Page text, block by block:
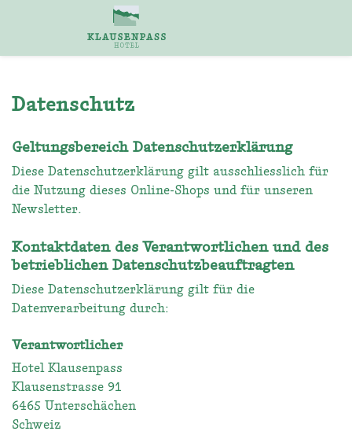
Datenschutz
Geltungsbereich Datenschutzerklärung
Diese Datenschutzerklärung gilt ausschliesslich für
die Nutzung dieses Online-Shops und für unseren
Newsletter.
Kontaktdaten des Verantwortlichen und des
betrieblichen Datenschutzbeauftragten
Diese Datenschutzerklärung gilt für die
Datenverarbeitung durch:
Verantwortlicher
Hotel Klausenpass
Klausenstrasse 91
6465 Unterschächen
Schweiz